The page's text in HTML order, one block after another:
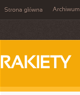
Strona główna Archiwum
RAKIETY